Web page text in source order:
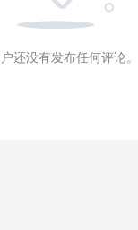
还没有发布任何评论。